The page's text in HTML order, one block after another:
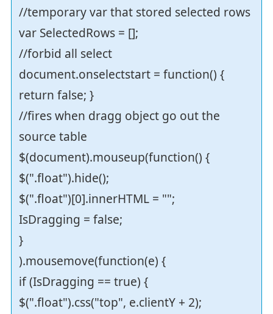
//temporary var that stored selected rows
var SelectedRows = [];
//forbid all select
document.onselectstart = function() {
return false; }
//fires when dragg object go out the
source table
$(document).mouseup(function() {
$(".float").hide();
$(".float")[0].innerHTML = "";
IsDragging = false;
}
).mousemove(function(e) {
if (IsDragging == true) {
$(".float").css("top", e.clientY + 2);